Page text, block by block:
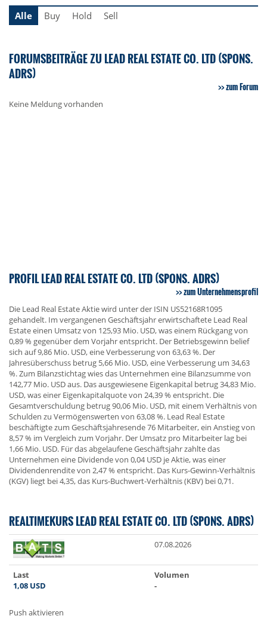
Alle
Buy Hold Sell
FORUMSBEITRÄGE ZU LEAD REAL ESTATE CO. LTD (SPONS.
ADRS)
zum Forum
Keine Meldung vorhanden
PROFIL LEAD REAL ESTATE CO. LTD (SPONS. ADRS)
zum Unternehmensprofil
Die Lead Real Estate Aktie wird unter der ISIN US52168R1095
gehandelt. Im vergangenen Geschäftsjahr erwirtschaftete Lead Real
Estate einen Umsatz von 125,93 Mio. USD, was einem Rückgang von
0,89 % gegenüber dem Vorjahr entspricht. Der Betriebsgewinn belief
sich auf 9,86 Mio. USD, eine Verbesserung von 63,63 %. Der
Jahresüberschuss betrug 5,66 Mio. USD, eine Verbesserung um 34,63
%. Zum Bilanzstichtag wies das Unternehmen eine Bilanzsumme von
142,77 Mio. USD aus. Das ausgewiesene Eigenkapital betrug 34,83 Mio.
USD, was einer Eigenkapitalquote von 24,39 % entspricht. Die
Gesamtverschuldung betrug 90,06 Mio. USD, mit einem Verhältnis von
Schulden zu Vermögenswerten von 63,08 %. Lead Real Estate
beschäftigte zum Geschäftsjahresende 76 Mitarbeiter, ein Anstieg von
8,57 % im Vergleich zum Vorjahr. Der Umsatz pro Mitarbeiter lag bei
1,66 Mio. USD. Für das abgelaufene Geschäftsjahr zahlte das
Unternehmen eine Dividende von 0,04 USD je Aktie, was einer
Dividendenrendite von 2,47 % entspricht. Das Kurs-Gewinn-Verhältnis
(KGV) liegt bei 4,35, das Kurs-Buchwert-Verhältnis (KBV) bei 0,71.
REALTIMEKURS LEAD REAL ESTATE CO. LTD (SPONS. ADRS)
07.08.2026
Last
1,08 USD
Volumen
-
Push aktivieren